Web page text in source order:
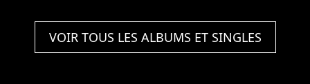
VOIR TOUS LES ALBUMS ET SINGLES